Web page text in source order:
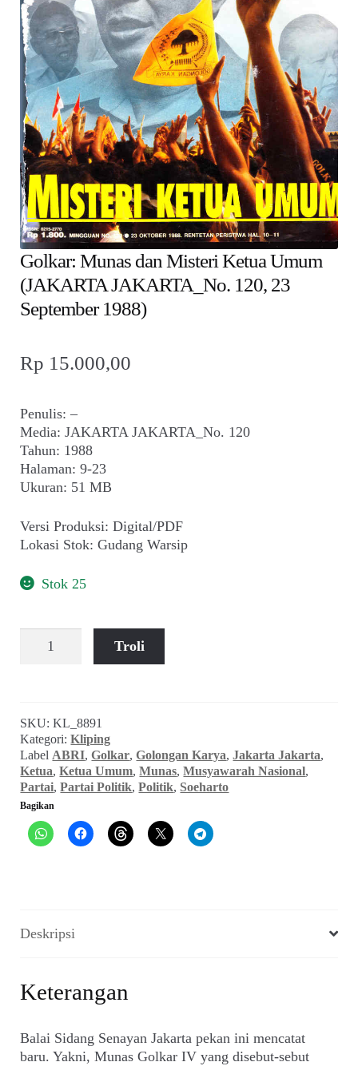
child
menu
Alamat
Rekening
Reseller
Golkar: Munas dan Misteri Ketua Umum
(JAKARTA JAKARTA_No. 120, 23
September 1988)
Rp 15.000,00
Penulis: –
Media: JAKARTA JAKARTA_No. 120
Tahun: 1988
Halaman: 9-23
Ukuran: 51 MB
Versi Produksi: Digital/PDF
Lokasi Stok: Gudang Warsip
Stok 25
Golkar:
Ketua
Umum
(JAKARTA
JAKARTA_No.
120,
23
September
Troli
SKU:KL_8891
Kategori:Kliping
Label ABRI,Golkar,Golongan Karya,Jakarta Jakarta,
Ketua,Ketua Umum,Munas,Musyawarah Nasional,
Partai,Partai Politik,Politik, Soeharto
Bagikan
Deskripsi
Keterangan
Balai Sidang Senayan Jakarta pekan ini mencatat
baru. Yakni, Munas Golkar IV yang disebut-sebut